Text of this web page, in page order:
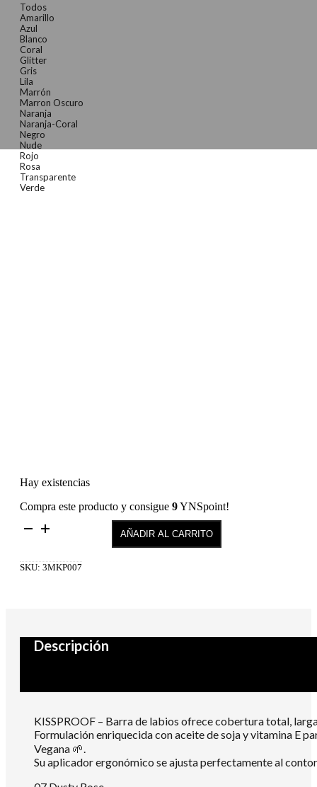
Todos
Amarillo
Azul
Blanco
Coral
Glitter
Gris
Lila
Marrón
Marron Oscuro
Naranja
Naranja-Coral
Negro
Nude
Rojo
Rosa
Transparente
Verde
Hay existencias
Compra este producto y consigue 9YNSpoint!
KISS
BARRA
cantidad
AÑADIR AL CARRITO
SKU: 3MKP007
Descripción
KISSPROOF – Barra de labios ofrece cobertura total,
Formulación enriquecida con aceite de soja y vitamina E
Vegana 🌱.
Su aplicador ergonómico se ajusta perfectamente al